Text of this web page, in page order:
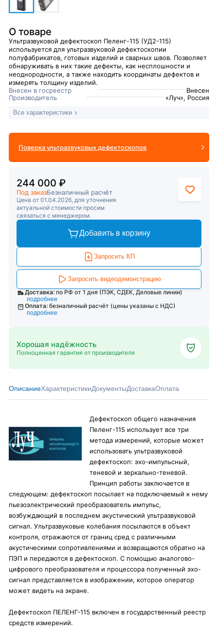
О товаре
Ультразвуковой дефектоскоп Пеленг-115 (УД2-115)
используется для ультразвуковой дефектоскопии
полуфабрикатов, готовых изделий и сварных швов. Позволяет
обнаруживать в них такие дефекты, как несплошности и
неоднородности, а также находить координаты дефектов и
измерять толщину изделий.
Внесен в госреестр
Внесен
Производитель
«Луч», Россия
Все характеристики
Поверка ультразвуковых дефектоскопов
244 000 ₽
Под заказБезналичный расчёт
Цена от 01.04.2026, для уточнения
актуальной стоимости просим
связаться с менеджером.
Добавить в корзину
Запросить КП
Запросить видеодемонстрацию
Доставка: по РФ от 1 дня (ПЭК, СДЕК, Деловые линии)
подробнее
Оплата: безналичный расчёт (цены указаны с НДС)
подробнее
Хорошая надёжность
Полноценная гарантия от производителя
ОписаниеХарактеристикиДокументыДоставкаОплата
Дефектоскоп общего назначения
Пеленг-115 использует все три
метода измерений, которые может
использовать ультразвуковой
дефектоскоп: эхо-импульсный,
теневой и зеркально-теневой.
Принцип работы заключается в
следующем: дефектоскоп посылает на подключаемый к нему
пьезоэлектрический преобразователь импульс,
возбуждающий в последнем акустический ультразвуковой
сигнал. Ультразвуковые колебания посылаются в объект
контроля, отражаются от границ сред с различными
акустическими сопротивлениями и возвращаются обратно на
ПЭП и передаются в дефектоскоп. С помощью аналогово-
цифрового преобразователя и процессора полученный эхо-
сигнал представляется в изображении, которое оператор
может видеть на экране.
Дефектоскоп ПЕЛЕНГ-115 включен в государственный реестр
средств измерений.